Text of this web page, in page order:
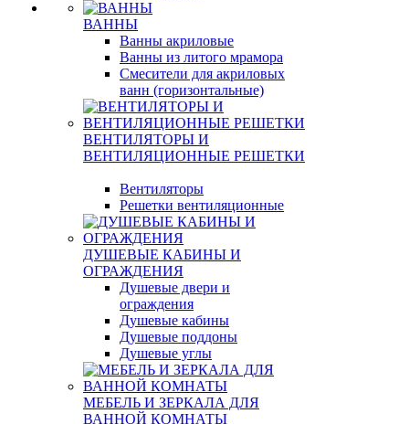
ВАННЫ
Ванны акриловые
Ванны из литого мрамора
Смесители для акриловых
ванн (горизонтальные)
ВЕНТИЛЯТОРЫ И
ВЕНТИЛЯЦИОННЫЕ РЕШЕТКИ
Вентиляторы
Решетки вентиляционные
ДУШЕВЫЕ КАБИНЫ И
ОГРАЖДЕНИЯ
Душевые двери и
ограждения
Душевые кабины
Душевые поддоны
Душевые углы
МЕБЕЛЬ И ЗЕРКАЛА ДЛЯ
ВАННОЙ КОМНАТЫ